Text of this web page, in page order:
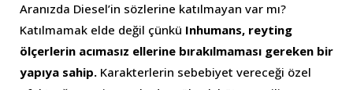
Aranızda Diesel’in sözlerine katılmayan var mı?
Katılmamak elde değil çünkü Inhumans, reyting
ölçerlerin acımasız ellerine bırakılmaması gereken bir
yapıya sahip. Karakterlerin sebebiyet vereceği özel